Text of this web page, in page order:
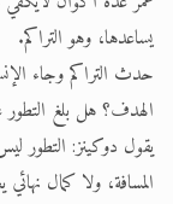
يساعدها، وهو التراكم.
حدث التراكم وجاء
الهدف؟ هل بلغ التطور
يقول دوكينز:
المسافة، ولا كمال